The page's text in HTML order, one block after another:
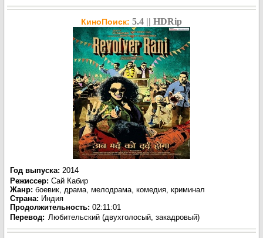
КиноПоиск: 5.4 || HDRip
Год выпуска: 2014
Режиссер: Сай Кабир
Жанр: боевик, драма, мелодрама, комедия, криминал
Страна: Индия
Продолжительность: 02:11:01
Перевод: Любительский (двухголосый, закадровый)